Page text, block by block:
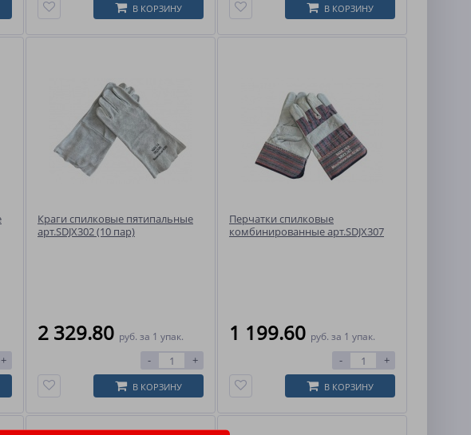
В КОРЗИНУ В КОРЗИНУ
+
Краги спилковые пятипальные
арт.SDJX302 (10 пар)
2 329.80 руб. за 1 упак.
- +
В КОРЗИНУ
Перчатки спилковые
комбинированные арт.SDJX307
1 199.60 руб. за 1 упак.
- +
В КОРЗИНУ